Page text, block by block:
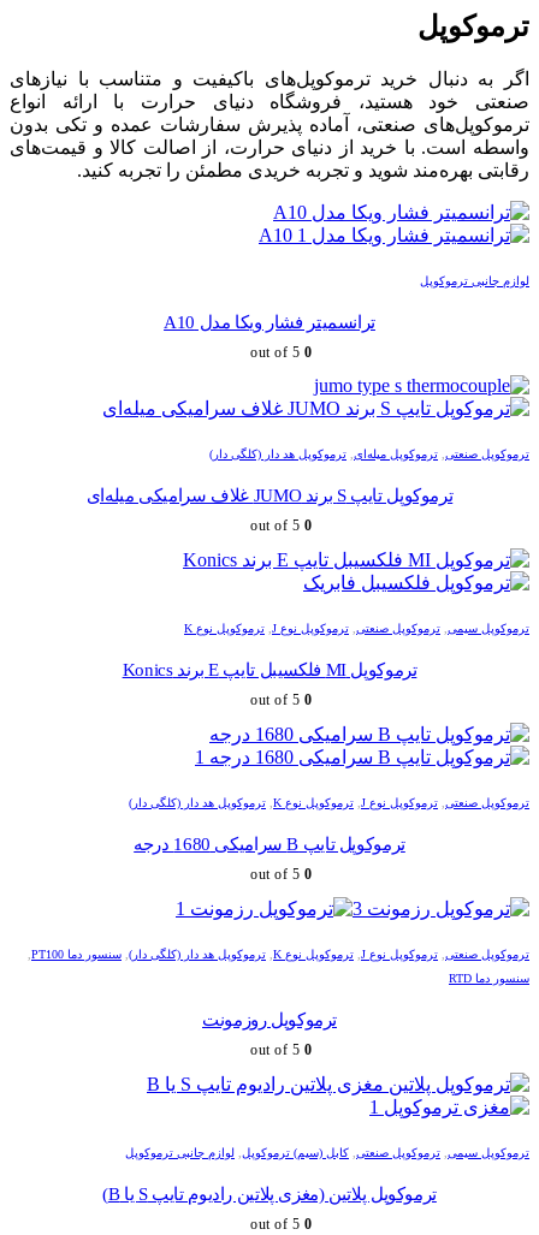
ترموکوپل
اگر به دنبال خرید ترموکوپل‌های باکیفیت و متناسب با نیازهای
صنعتی خود هستید، فروشگاه دنیای حرارت با ارائه انواع
ترموکوپل‌های صنعتی، آماده پذیرش سفارشات عمده و تکی بدون
واسطه است. با خرید از دنیای حرارت، از اصالت کالا و قیمت‌های
رقابتی بهره‌مند شوید و تجربه خریدی مطمئن را تجربه کنید.
لوازم جانبی ترموکوپل
ترانسمیتر فشار ویکا مدل A10
0
ترموکوپل صنعتی ترموکوپل میله‌ای ترموکوپل هد دار (کلگی دار)
ترموکوپل تایپ S برند JUMO غلاف سرامیکی میله‌ای
0
ترموکوپل سیمی ترموکوپل صنعتی ترموکوپل نوع J ترموکوپل نوع K
ترموکوپل MI فلکسیبل تایپ E برند Konics
0
ترموکوپل صنعتی ترموکوپل نوع J ترموکوپل نوع K ترموکوپل هد دار (کلگی دار)
ترموکوپل تایپ B سرامیکی 1680 درجه
0
ترموکوپل صنعتی ترموکوپل نوع J ترموکوپل نوع K ترموکوپل هد دار (کلگی دار) سنسور دما PT100
سنسور دما RTD
ترموکوپل روزمونت
0
ترموکوپل سیمی ترموکوپل صنعتی کابل (سیم) ترموکوپل لوازم جانبی ترموکوپل
ترموکوپل پلاتین (مغزی پلاتین رادیوم تایپ S یا B)
0